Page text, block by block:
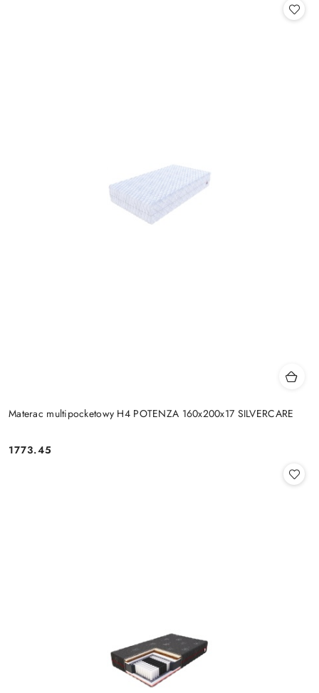
Materac multipocketowy H4 POTENZA 160x200x17 SILVERCARE
Cena:
1773.45